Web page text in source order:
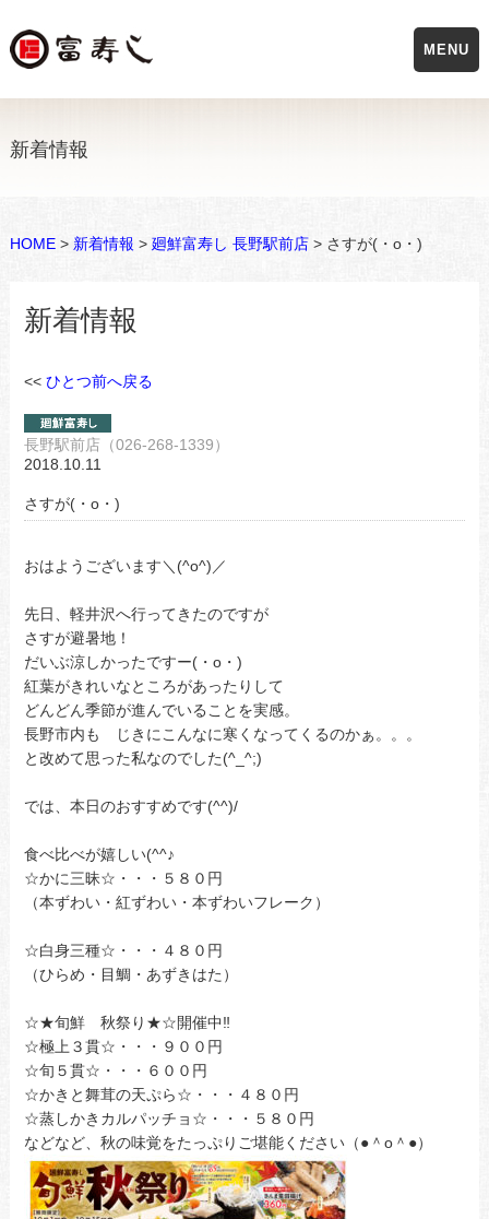
新着情報
HOME> 新着情報 > 廻鮮富寿し 長野駅前店> さすが(・o・)
新着情報
<< ひとつ前へ戻る
長野駅前店（026-268-1339）
2018.10.11
さすが(・o・)
おはようございます＼(^o^)／
先日、軽井沢へ行ってきたのですが
さすが避暑地！
だいぶ涼しかったですー(・o・)
紅葉がきれいなところがあったりして
どんどん季節が進んでいることを実感。
長野市内も じきにこんなに寒くなってくるのかぁ。。。
と改めて思った私なのでした(^_^;)
では、本日のおすすめです(^^)/
食べ比べが嬉しい(^^♪
☆かに三昧☆・・・５８０円
（本ずわい・紅ずわい・本ずわいフレーク）
☆白身三種☆・・・４８０円
（ひらめ・目鯛・あずきはた）
☆★旬鮮 秋祭り★☆開催中‼
☆極上３貫☆・・・９００円
☆旬５貫☆・・・６００円
☆かきと舞茸の天ぷら☆・・・４８０円
☆蒸しかきカルパッチョ☆・・・５８０円
などなど、秋の味覚をたっぷりご堪能ください（●＾o＾●）
MENU